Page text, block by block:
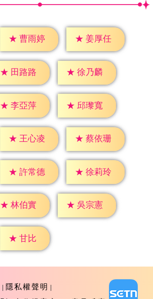
★ 曹雨婷 ★ 姜厚任
★ 田路路 ★ 徐乃麟
★ 李亞萍 ★ 邱瓈寬
★ 王心凌 ★ 蔡依珊
★ 許常德 ★ 徐莉玲
★ 林伯實 ★ 吳宗憲
★ 甘比
隱私權聲明